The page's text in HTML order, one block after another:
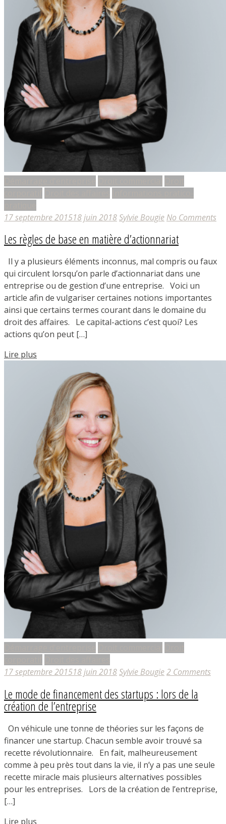
17 septembre 201518 juin 2018Sylvie Bougie No Comments
Les règles de base en matière d’actionnariat
Il y a plusieurs éléments inconnus, mal compris ou faux
qui circulent lorsqu’on parle d’actionnariat dans une
entreprise ou de gestion d’une entreprise. Voici un
article afin de vulgariser certaines notions importantes
ainsi que certains termes courant dans le domaine du
droit des affaires. Le capital-actions c’est quoi? Les
actions qu’on peut […]
Lire plus
17 septembre 201518 juin 2018Sylvie Bougie2 Comments
Le mode de financement des startups : lors de la
création de l’entreprise
On véhicule une tonne de théories sur les façons de
financer une startup. Chacun semble avoir trouvé sa
recette révolutionnaire. En fait, malheureusement
comme à peu près tout dans la vie, il n’y a pas une seule
recette miracle mais plusieurs alternatives possibles
pour les entreprises. Lors de la création de l’entreprise,
[…]
Lire plus